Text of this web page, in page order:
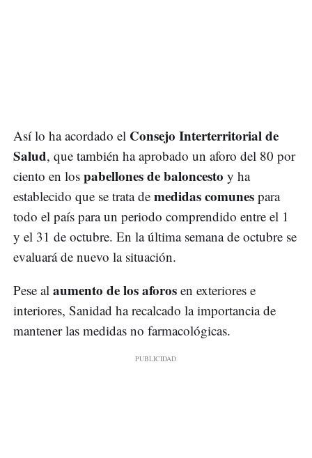
Así lo ha acordado el Consejo Interterritorial de
Salud, que también ha aprobado un aforo del 80 por
ciento en los pabellones de baloncesto y ha
establecido que se trata de medidas comunes para
todo el país para un periodo comprendido entre el 1
y el 31 de octubre. En la última semana de octubre se
evaluará de nuevo la situación.
Pese al aumento de los aforos en exteriores e
interiores, Sanidad ha recalcado la importancia de
mantener las medidas no farmacológicas.